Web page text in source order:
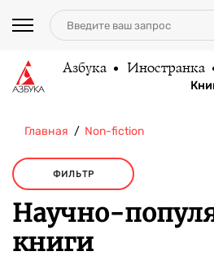
Азбука Иностранка
Главная Non-fiction
ФИЛЬТР
Научно-
книги